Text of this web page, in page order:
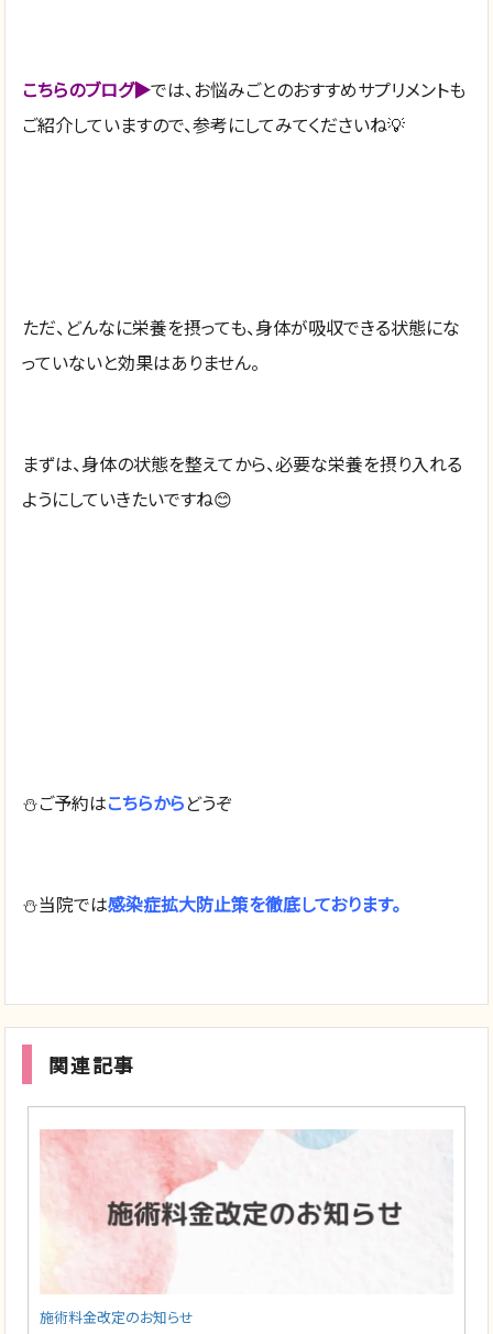
こちらのブログ▶︎では、お悩みごとのおすすめサプリメントも
ご紹介していますので、参考にしてみてくださいね💡
ただ、どんなに栄養を摂っても、身体が吸収できる状態にな
っていないと効果はありません。
まずは、身体の状態を整えてから、必要な栄養を摂り入れる
ようにしていきたいですね😊
⛄️ご予約はこちらからどうぞ
⛄️当院では感染症拡大防止策を徹底しております。
関連記事
施術料金改定のお知らせ